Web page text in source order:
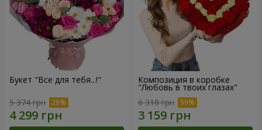
Букет "Все для тебя...!"
5 374 грн
Композиция в коробке
"Любовь в твоих глазах"
6 318 грн